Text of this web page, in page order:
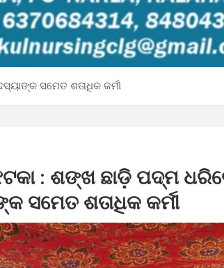
ସମେତ ଶତାଧିକ କର୍ମୀ
: ଶଙ୍ଖ ଛାଡ଼ି ପଦ୍ମ
ସମେତ ଶତାଧିକ କର୍ମୀ